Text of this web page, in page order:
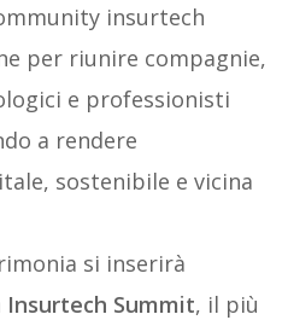
insurtech
per riunire compagnie,
e professionisti
a rendere
sostenibile e vicina
si inserirà
Summit, il più